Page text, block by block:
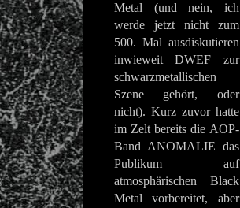
Metal (und nein, ich
werde jetzt nicht zum
500. Mal ausdiskutieren
inwieweit DWEF zur
schwarzmetallischen
Szene gehört, oder
nicht). Kurz zuvor hatte
im Zelt bereits die AOP-
Band ANOMALIE das
Publikum auf
atmosphärischen Black
Metal vorbereitet, aber